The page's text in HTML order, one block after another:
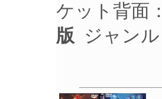
ケット背面
版 ジャン